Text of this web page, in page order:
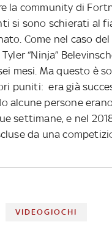
la community di
si sono schierati al
Come nel caso
“Ninja”
mesi. Ma questo è
puniti: era già
alcune persone
settimane, e nel
da una
VIDEOGIOCHI